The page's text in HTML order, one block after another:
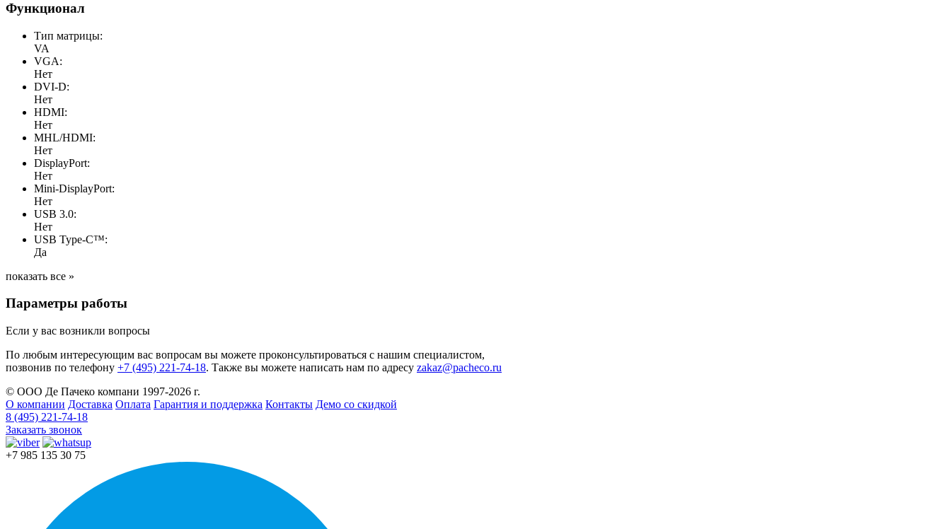
Функционал
Тип матрицы:
VA
VGA:
Нет
DVI-D:
Нет
HDMI:
Нет
MHL/HDMI:
Нет
DisplayPort:
Нет
Mini-DisplayPort:
Нет
USB 3.0:
Нет
USB Type-C™:
Да
показать все »
Параметры работы
Если у вас возникли вопросы
По любым интересующим вас вопросам вы можете проконсультироваться с нашим специалистом,
позвонив по телефону +7 (495) 221-74-18. Также вы можете написать нам по адресу zakaz@pacheco.ru
© ООО Де Пачеко компани 1997-2026 г.
О компании Доставка Оплата Гарантия и поддержка Контакты Демо со скидкой
8 (495) 221-74-18
Заказать звонок
+7 985 135 30 75